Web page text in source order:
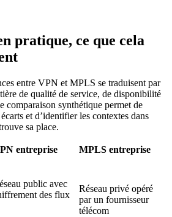
pratique, ce que cela
entre VPN et MPLS se traduisent par
de qualité de service, de disponibilité
comparaison synthétique permet de
et d’identifier les contextes dans
sa place.
entreprise MPLS entreprise
public avec
des flux
Réseau privé opéré
par un fournisseur
télécom